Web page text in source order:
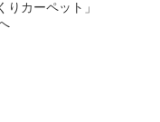
カーペット」